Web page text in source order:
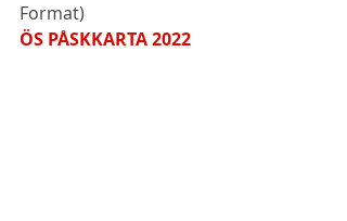
Format)
ÖS PÅSKKARTA 2022